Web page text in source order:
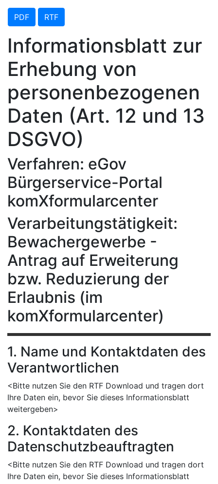
PDF RTF
Informationsblatt zur
Erhebung von
personenbezogenen
Daten (Art. 12 und 13
DSGVO)
Verfahren: eGov
Bürgerservice-Portal
komXformularcenter
Verarbeitungstätigkeit:
Bewachergewerbe -
Antrag auf Erweiterung
bzw. Reduzierung der
Erlaubnis (im
komXformularcenter)
1. Name und Kontaktdaten des
Verantwortlichen
<Bitte nutzen Sie den RTF Download und tragen dort
Ihre Daten ein, bevor Sie dieses Informationsblatt
weitergeben>
2. Kontaktdaten des
Datenschutzbeauftragten
<Bitte nutzen Sie den RTF Download und tragen dort
Ihre Daten ein, bevor Sie dieses Informationsblatt